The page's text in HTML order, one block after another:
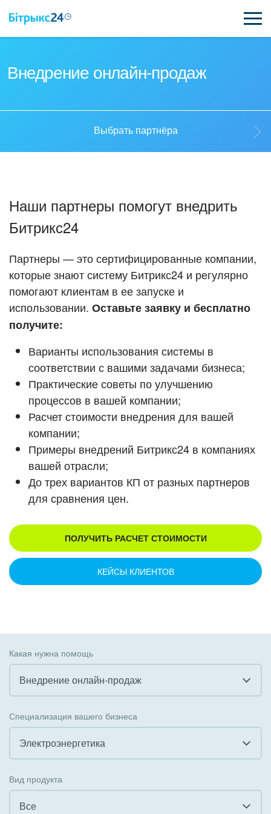
ПОДДЕРЖКА
ВХОД
ВХОД
Внедрение онлайн-продаж
Стать партнёром
Кейсы партнёров
Смотреть видеокейсы
Выбрать партнёра
Наши партнеры помогут внедрить
Битрикс24
Партнеры — это сертифицированные компании,
которые знают систему Битрикс24 и регулярно
помогают клиентам в ее запуске и
использовании. Оставьте заявку и бесплатно
получите:
Варианты использования системы в
соответствии с вашими задачами бизнеса;
Практические советы по улучшению
процессов в вашей компании;
Расчет стоимости внедрения для вашей
компании;
Примеры внедрений Битрикс24 в компаниях
вашей отрасли;
До трех вариантов КП от разных партнеров
для сравнения цен.
ПОЛУЧИТЬ РАСЧЕТ СТОИМОСТИ
КЕЙСЫ КЛИЕНТОВ
Какая нужна помощь
Внедрение онлайн-продаж
Внедрение КЭДО
Интеграция с 1С
Специализация вашего бизнеса
Электроэнергетика
Вид продукта
Все